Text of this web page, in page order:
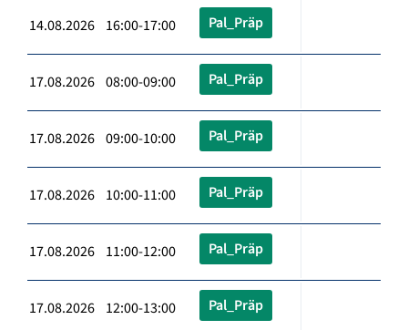
14.08.2026 16:00-17:00 Pal_Präp
17.08.2026 08:00-09:00 Pal_Präp
17.08.2026 09:00-10:00 Pal_Präp
17.08.2026 10:00-11:00 Pal_Präp
17.08.2026 11:00-12:00 Pal_Präp
17.08.2026 12:00-13:00 Pal_Präp